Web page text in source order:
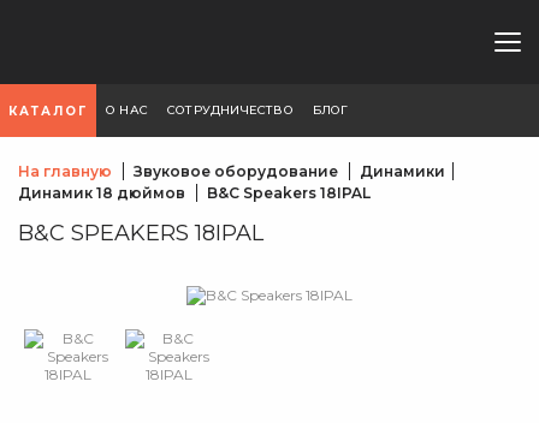
КАТАЛОГ О НАС СОТРУДНИЧЕСТВО БЛОГ
На главную Звуковое оборудование
Динамики
Динамик 18 дюймов
B&C Speakers 18IPAL
B&C SPEAKERS 18IPAL